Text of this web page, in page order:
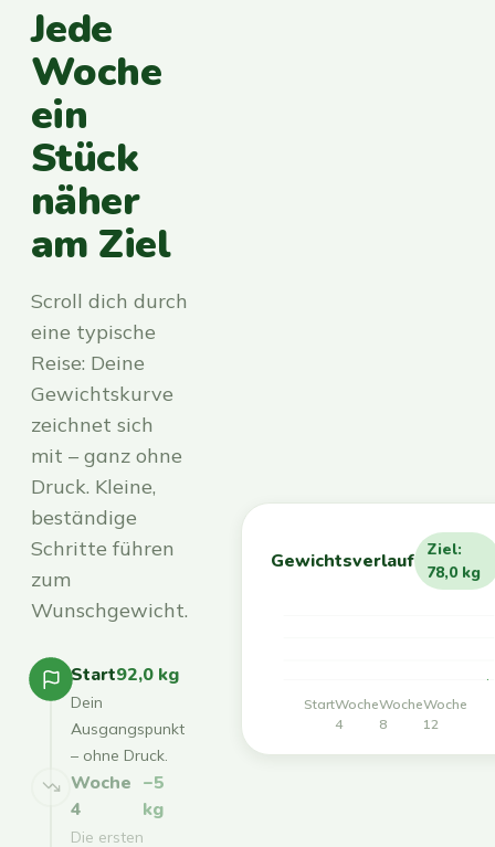
Jede
Woche
ein
Stück
näher
am Ziel
Scroll dich durch
eine typische
Reise: Deine
Gewichtskurve
zeichnet sich
mit – ganz ohne
Druck. Kleine,
beständige
Schritte führen
zum
Wunschgewicht.
Start92,0 kg
Dein
Ausgangspunkt
– ohne Druck.
Woche
4
−5
kg
Die ersten
Gewichtsverlauf
Ziel:
78,0 kg
StartWoche
4
Woche
8
Woche
12